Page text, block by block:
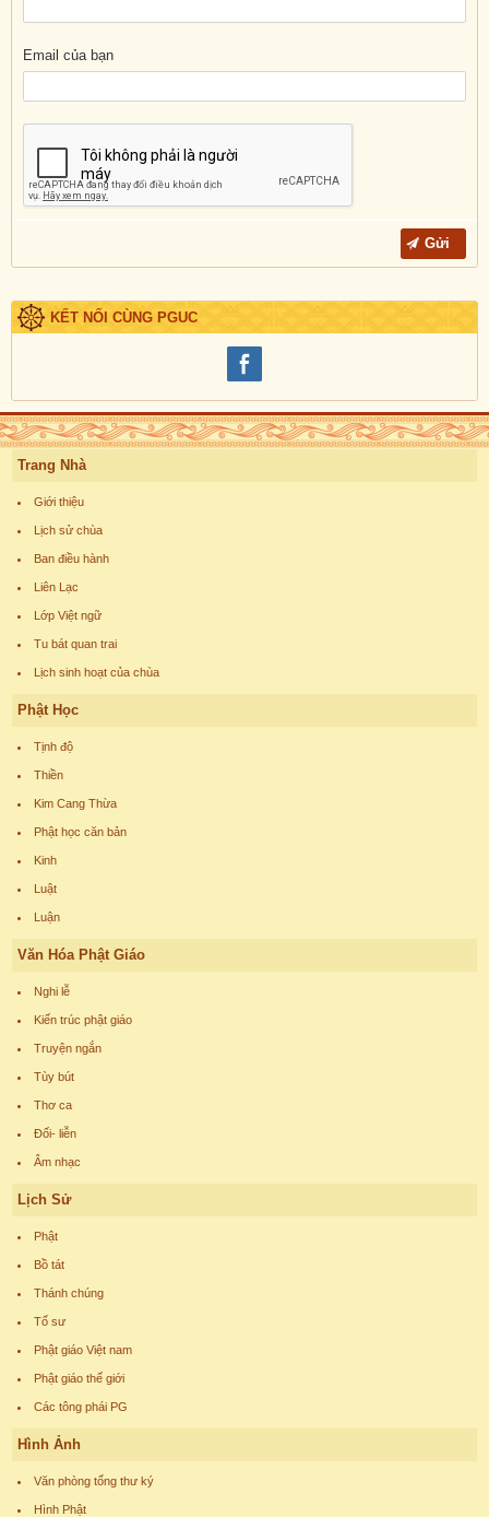
Email của bạn
KẾT NỐI CÙNG PGUC
Trang Nhà
Giới thiệu
Lịch sử chùa
Ban điều hành
Liên Lạc
Lớp Việt ngữ
Tu bát quan trai
Lịch sinh hoạt của chùa
Phật Học
Tịnh độ
Thiền
Kim Cang Thừa
Phật học căn bản
Kinh
Luật
Luận
Văn Hóa Phật Giáo
Nghi lễ
Kiến trúc phật giáo
Truyện ngắn
Tùy bút
Thơ ca
Đối- liễn
Âm nhạc
Lịch Sử
Phật
Bồ tát
Thánh chúng
Tổ sư
Phật giáo Việt nam
Phật giáo thế giới
Các tông phái PG
Hình Ảnh
Văn phòng tổng thư ký
Hình Phật